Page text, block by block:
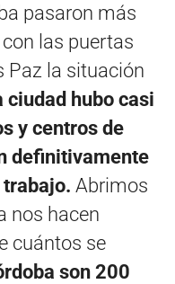
pasaron más
las puertas
Paz la situación
ciudad hubo casi
y centros de
definitivamente
Abrimos
nos hacen
cuántos se
son 200